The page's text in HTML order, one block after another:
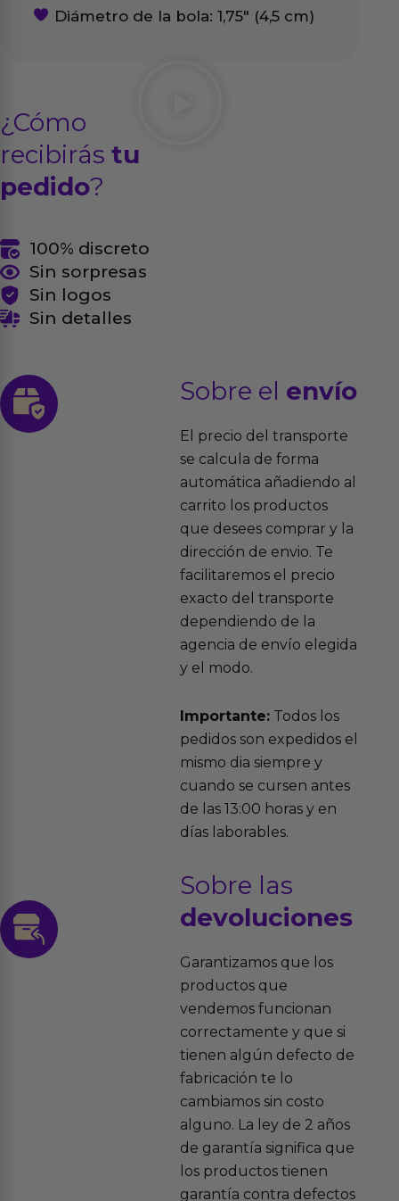
Diámetro de la bola: 1,75″ (4,5 cm)
¿Cómo
recibirás tu
pedido?
100% discreto
Sin sorpresas
Sin logos
Sin detalles
Sobre el envío
El precio del transporte
se calcula de forma
automática añadiendo al
carrito los productos
que desees comprar y la
dirección de envio. Te
facilitaremos el precio
exacto del transporte
dependiendo de la
agencia de envío elegida
y el modo.
Importante:Todos los
pedidos son expedidos el
mismo dia siempre y
cuando se cursen antes
de las 13:00 horas y en
días laborables.
Sobre las
devoluciones
Garantizamos que los
productos que
vendemos funcionan
correctamente y que si
tienen algún defecto de
fabricación te lo
cambiamos sin costo
alguno. La ley de 2 años
de garantía significa que
los productos tienen
garantía contra defectos